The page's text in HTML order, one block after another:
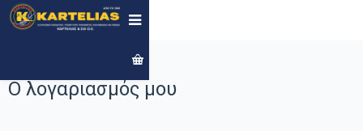
Ο λογαριασμός μου